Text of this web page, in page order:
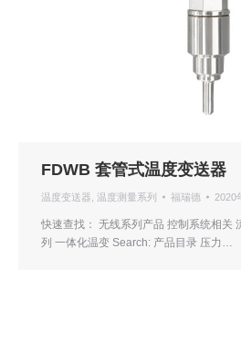
FDWB 套管式温度变送器
温度变送器 温度测量系列 福瑞德 2020
快速查找： 无线系列产品 控制系统相关
列 一体化温变 Search: 产品目录 压力…